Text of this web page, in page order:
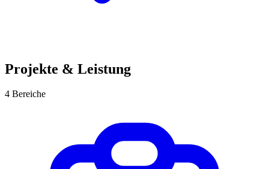
Projekte & Leistung
4 Bereiche